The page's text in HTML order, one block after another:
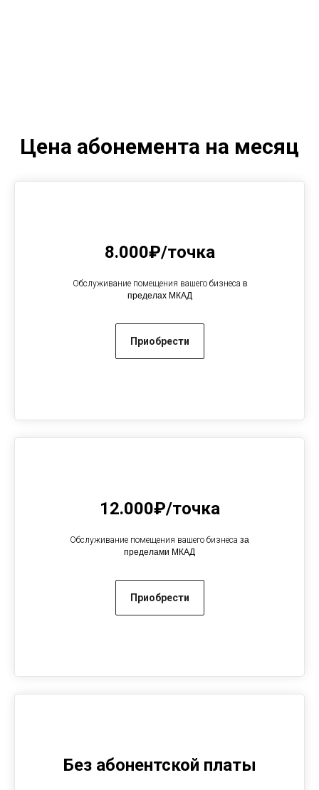
Цена абонемента на месяц
8.000₽/точка
Обслуживание помещения вашего бизнеса в
пределах МКАД
Приобрести
12.000₽/точка
Обслуживание помещения вашего бизнеса за
пределами МКАД
Приобрести
Без абонентской платы